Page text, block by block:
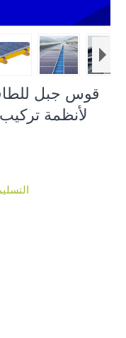
قوس جبل
لأنظمة